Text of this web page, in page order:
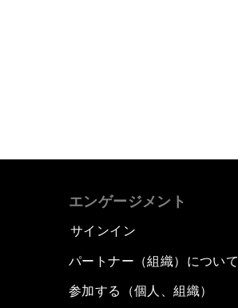
エンゲージメント
サインイン
パートナー（組織）について
参加する（個人、組織）